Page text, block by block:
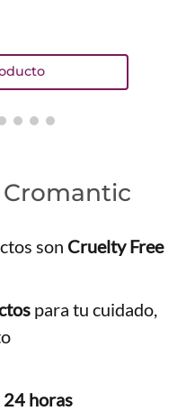
son Cruelty Free
para tu cuidado,
24 horas